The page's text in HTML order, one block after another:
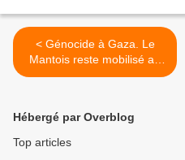
< Génocide à Gaza. Le
Mantois reste mobilisé au
mois d'août
Hébergé par Overblog
Top articles